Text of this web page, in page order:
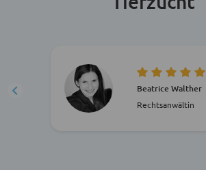
Beatrice Walther
Rechtsanwältin